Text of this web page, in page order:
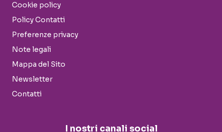
Cookie policy
Policy Contatti
Preferenze privacy
Note legali
Mappa del Sito
Newsletter
Contatti
I nostri canali social